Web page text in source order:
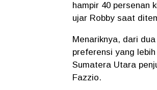
hampir 40 persenan
ujar Robby saat
Menariknya, dari
preferensi yang
Sumatera Utara
Fazzio.